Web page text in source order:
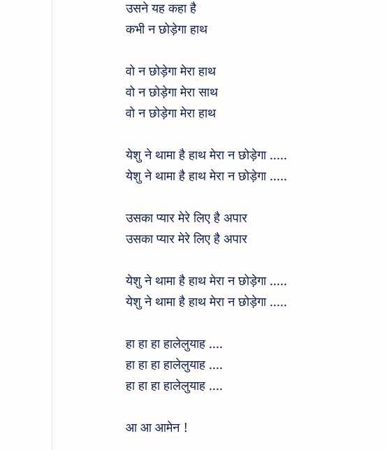
उसने यह कहा है
कभी न छोड़ेगा हाथ
वो न छोड़ेगा मेरा हाथ
वो न छोड़ेगा मेरा साथ
वो न छोड़ेगा मेरा हाथ
येशु ने थामा है हाथ मेरा न छोड़ेगा .....
येशु ने थामा है हाथ मेरा न छोड़ेगा .....
उसका प्यार मेरे लिए है अपार
उसका प्यार मेरे लिए है अपार
येशु ने थामा है हाथ मेरा न छोड़ेगा .....
येशु ने थामा है हाथ मेरा न छोड़ेगा .....
हा हा हा हालेलुयाह ....
हा हा हा हालेलुयाह ....
हा हा हा हालेलुयाह ....
आ आ आमेन !